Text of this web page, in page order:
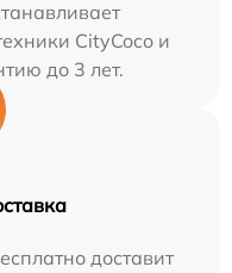
CityCoco и
до 3 лет.
доставит